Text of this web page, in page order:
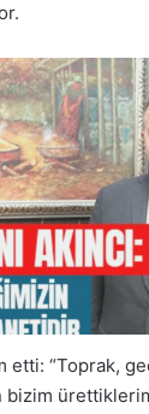
etti: “Toprak,
bizim